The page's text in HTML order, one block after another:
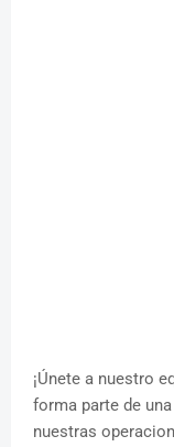
¡Únete a nuestro
forma parte de
nuestras